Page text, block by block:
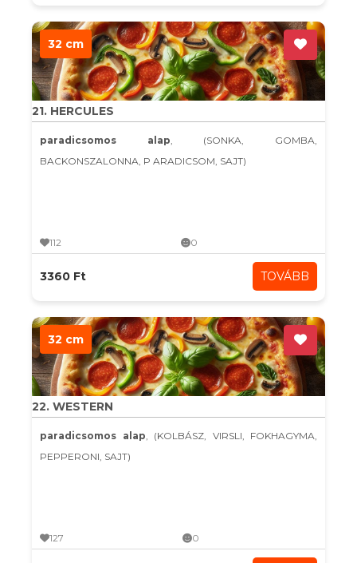
32 cm
21. HERCULES
paradicsomos alap, (SONKA, GOMBA,
BACKONSZALONNA, P ARADICSOM, SAJT)
112 0
3360 Ft TOVÁBB
32 cm
22. WESTERN
paradicsomos alap, (KOLBÁSZ, VIRSLI, FOKHAGYMA,
PEPPERONI, SAJT)
127 0